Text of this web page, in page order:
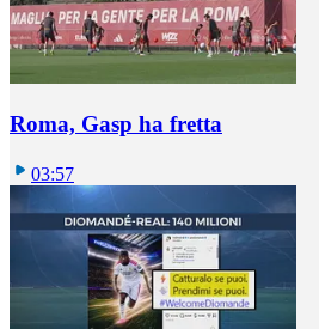
Roma, Gasp ha fretta
03:57